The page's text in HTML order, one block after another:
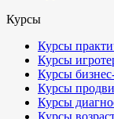
Курсы
Курсы
Курсы
Курсы
Курсы
Курсы
Курсы